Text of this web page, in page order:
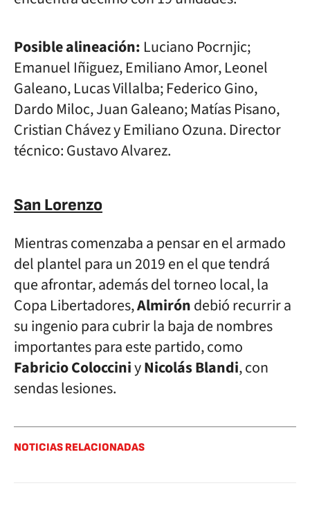
Posible alineación: Luciano Pocrnjic;
Emanuel Iñiguez, Emiliano Amor, Leonel
Galeano, Lucas Villalba; Federico Gino,
Dardo Miloc, Juan Galeano; Matías Pisano,
Cristian Chávez y Emiliano Ozuna. Director
técnico: Gustavo Alvarez.
San Lorenzo
Mientras comenzaba a pensar en el armado
del plantel para un 2019 en el que tendrá
que afrontar, además del torneo local, la
Copa Libertadores,Almiróndebió recurrir a
su ingenio para cubrir la baja de nombres
importantes para este partido, como
Fabricio ColocciniyNicolás Blandi, con
sendas lesiones.
NOTICIAS RELACIONADAS